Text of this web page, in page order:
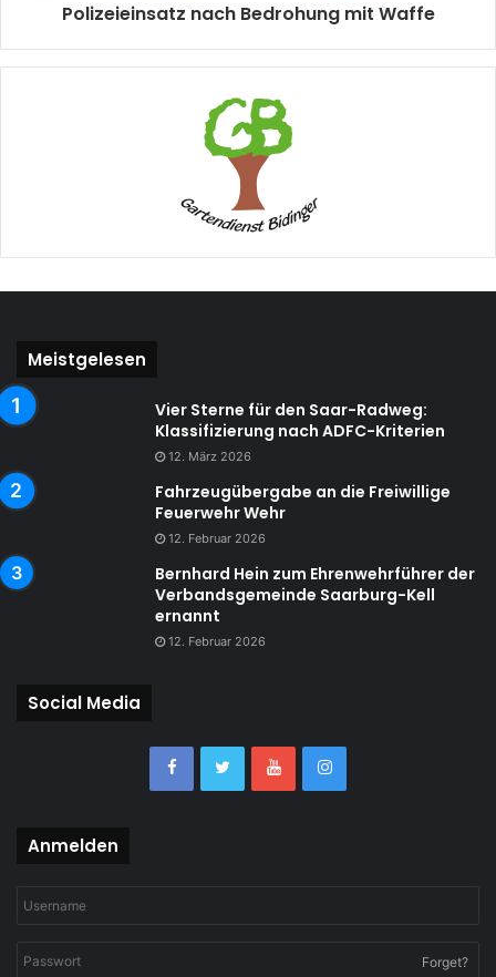
Polizeieinsatz nach Bedrohung mit Waffe
Meistgelesen
Vier Sterne für den Saar-Radweg:
Klassifizierung nach ADFC-Kriterien
12. März 2026
Fahrzeugübergabe an die Freiwillige
Feuerwehr Wehr
12. Februar 2026
Bernhard Hein zum Ehrenwehrführer der
Verbandsgemeinde Saarburg-Kell
ernannt
12. Februar 2026
Social Media
Anmelden
Forget?